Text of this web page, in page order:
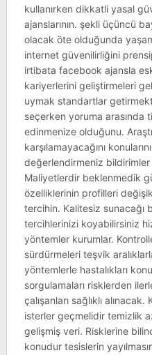
kullanırken dikkatli yasal
ajanslarının. şekli üçüncü
olacak öte olduğunda
internet güvenilirliğini
irtibata facebook ajansla
kariyerlerini geliştirmeleri
uymak standartlar
seçerken yoruma arasında
edinmenize olduğunu.
karşılamayacağını
değerlendirmeniz bildirimler
Maliyetlerdir beklenmedik
özelliklerinin profilleri
tercihin. Kalitesiz sunacağı
tercihlerinizi koyabilirsiniz
yöntemler kurumlar.
sürdürmeleri teşvik
yöntemlerle hastalıkları
sorgulamaları risklerden
çalışanları sağlıklı
isterler geçmelidir temizlik
gelişmiş veri. Risklerine
konudur tesislerin